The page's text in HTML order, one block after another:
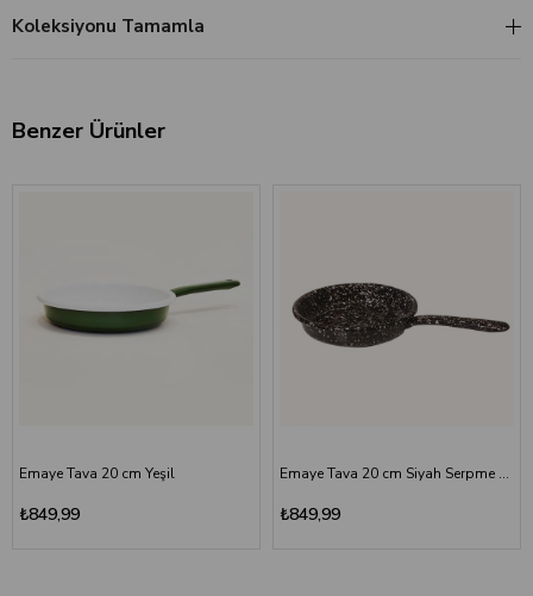
Koleksiyonu Tamamla
Benzer Ürünler
Emaye Tava 20 cm Yeşil
₺849,99
Emaye Tava 20 cm Siyah Serpme Desenli
₺849,99